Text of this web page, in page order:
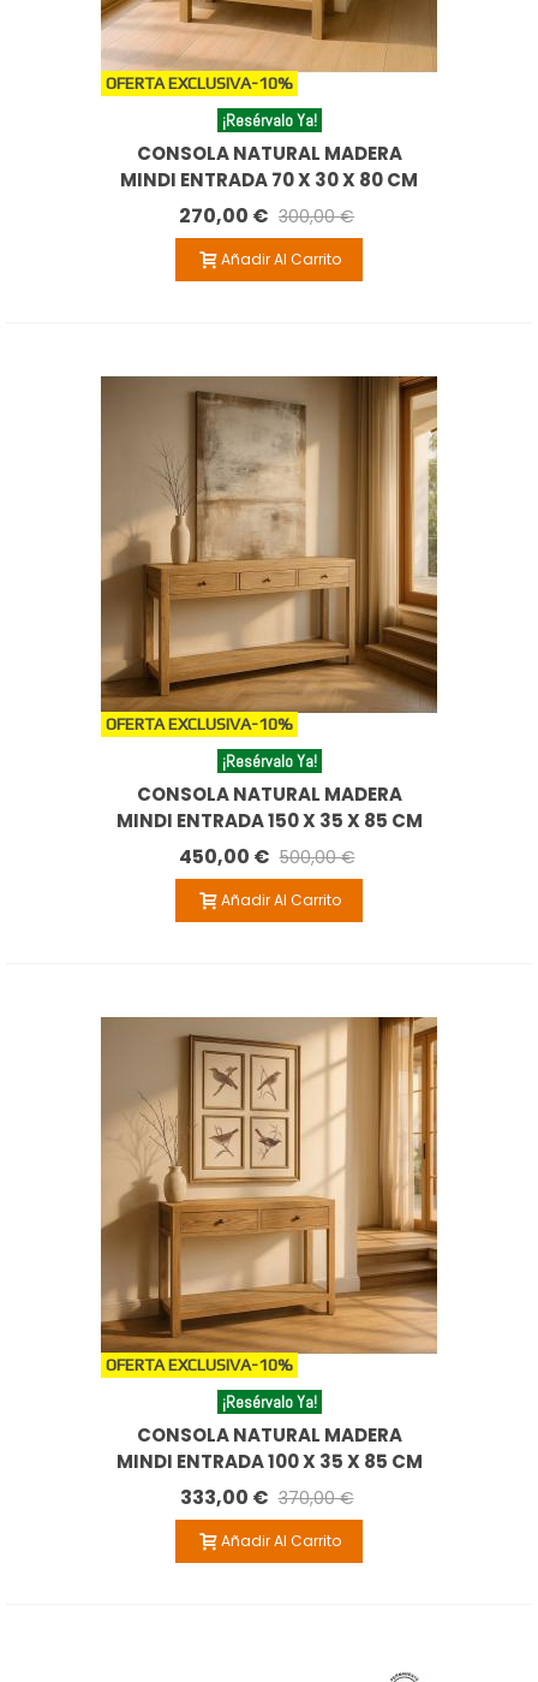
OFERTA EXCLUSIVA-10%
¡Resérvalo Ya!
CONSOLA NATURAL MADERA
MINDI ENTRADA 70 X 30 X 80 CM
270,00 € 300,00 €
Añadir Al Carrito
OFERTA EXCLUSIVA-10%
¡Resérvalo Ya!
CONSOLA NATURAL MADERA
MINDI ENTRADA 150 X 35 X 85 CM
450,00 € 500,00 €
Añadir Al Carrito
OFERTA EXCLUSIVA-10%
¡Resérvalo Ya!
CONSOLA NATURAL MADERA
MINDI ENTRADA 100 X 35 X 85 CM
333,00 € 370,00 €
Añadir Al Carrito